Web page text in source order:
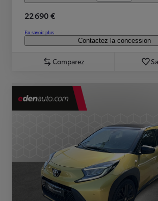
22 690 €
En savoir plus
Contactez la concession
Comparez